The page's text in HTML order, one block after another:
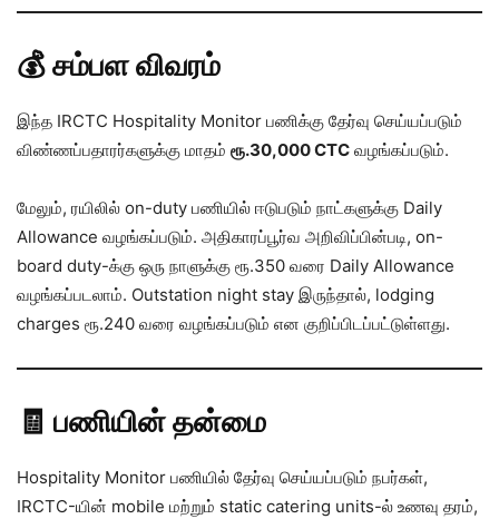
💰 சம்பள விவரம்
இந்த IRCTC Hospitality Monitor பணிக்கு தேர்வு செய்யப்படும்
விண்ணப்பதாரர்களுக்கு மாதம் ரூ.30,000 CTC வழங்கப்படும்.
மேலும், ரயிலில் on-duty பணியில் ஈடுபடும் நாட்களுக்கு Daily
Allowance வழங்கப்படும். அதிகாரப்பூர்வ அறிவிப்பின்படி, on-
board duty-க்கு ஒரு நாளுக்கு ரூ.350 வரை Daily Allowance
வழங்கப்படலாம். Outstation night stay இருந்தால், lodging
charges ரூ.240 வரை வழங்கப்படும் என குறிப்பிடப்பட்டுள்ளது.
🧾 பணியின் தன்மை
Hospitality Monitor பணியில் தேர்வு செய்யப்படும் நபர்கள்,
IRCTC-யின் mobile மற்றும் static catering units-ல் உணவு தரம்,